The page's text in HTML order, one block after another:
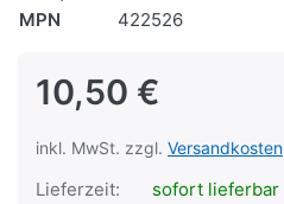
MPN
422526
10,50 €
inkl. MwSt. zzgl. Versandkosten
Lieferzeit: sofort lieferbar